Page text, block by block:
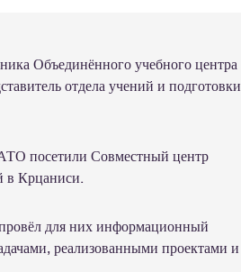
Объединённого учебного центра
отдела учений и подготовки
посетили Совместный центр
в Крцаниси.
для них информационный
реализованными проектами и